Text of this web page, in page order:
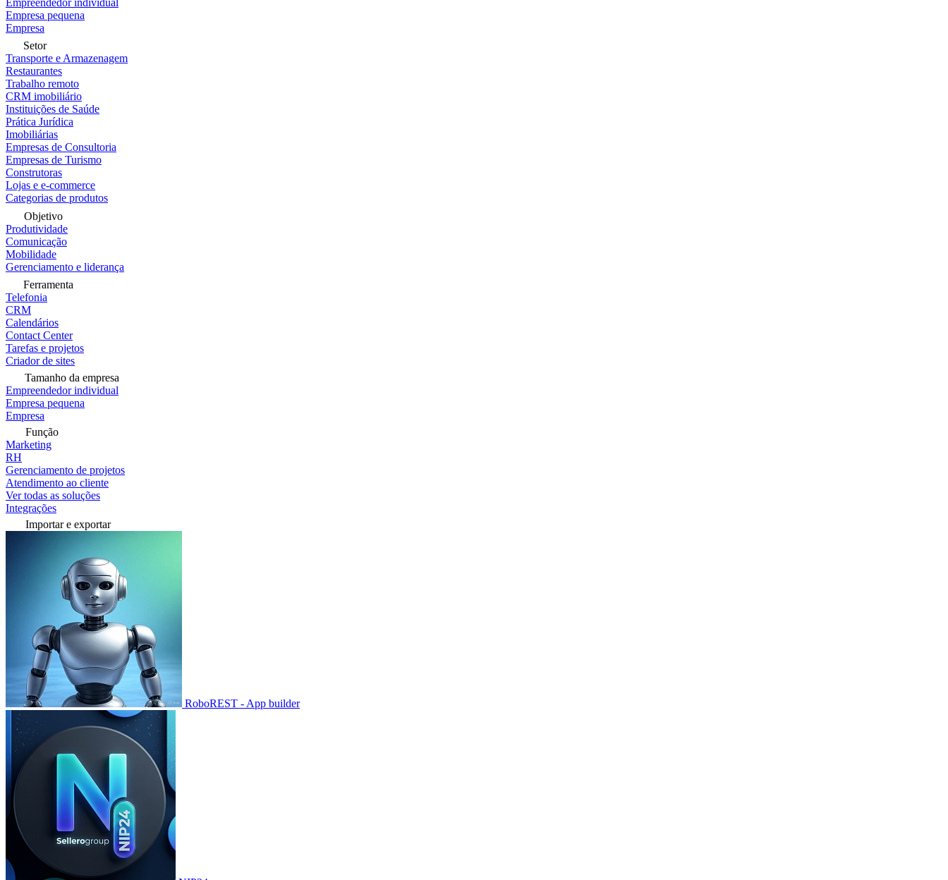
Empreendedor individual
Empresa pequena
Empresa
Setor
Transporte e Armazenagem
Restaurantes
Trabalho remoto
CRM imobiliário
Instituições de Saúde
Prática Jurídica
Imobiliárias
Empresas de Consultoria
Empresas de Turismo
Construtoras
Lojas e e-commerce
Categorias de produtos
Objetivo
Produtividade
Comunicação
Mobilidade
Gerenciamento e liderança
Ferramenta
Telefonia
CRM
Calendários
Contact Center
Tarefas e projetos
Criador de sites
Tamanho da empresa
Empreendedor individual
Empresa pequena
Empresa
Função
Marketing
RH
Gerenciamento de projetos
Atendimento ao cliente
Ver todas as soluções
Integrações
Importar e exportar
RoboREST - App builder